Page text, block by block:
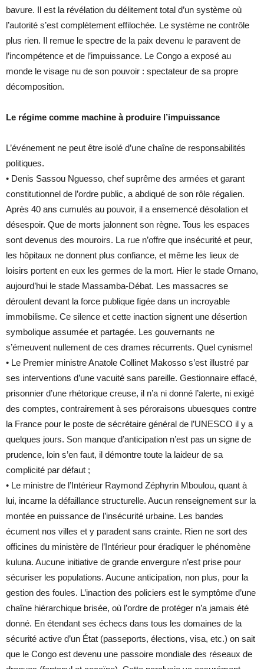
bavure. Il est la révélation du délitement total d’un système où
l’autorité s’est complètement effilochée. Le système ne contrôle
plus rien. Il remue le spectre de la paix devenu le paravent de
l’incompétence et de l’impuissance. Le Congo a exposé au
monde le visage nu de son pouvoir : spectateur de sa propre
décomposition.
Le régime comme machine à produire l’impuissance
L’événement ne peut être isolé d’une chaîne de responsabilités
politiques.
• Denis Sassou Nguesso, chef suprême des armées et garant
constitutionnel de l’ordre public, a abdiqué de son rôle régalien.
Après 40 ans cumulés au pouvoir, il a ensemencé désolation et
désespoir. Que de morts jalonnent son règne. Tous les espaces
sont devenus des mouroirs. La rue n’offre que insécurité et peur,
les hôpitaux ne donnent plus confiance, et même les lieux de
loisirs portent en eux les germes de la mort. Hier le stade Ornano,
aujourd’hui le stade Massamba-Débat. Les massacres se
déroulent devant la force publique figée dans un incroyable
immobilisme. Ce silence et cette inaction signent une désertion
symbolique assumée et partagée. Les gouvernants ne
s’émeuvent nullement de ces drames récurrents. Quel cynisme!
• Le Premier ministre Anatole Collinet Makosso s’est illustré par
ses interventions d’une vacuité sans pareille. Gestionnaire effacé,
prisonnier d’une rhétorique creuse, il n’a ni donné l’alerte, ni exigé
des comptes, contrairement à ses péroraisons ubuesques contre
la France pour le poste de sécrétaire général de l’UNESCO il y a
quelques jours. Son manque d’anticipation n’est pas un signe de
prudence, loin s’en faut, il démontre toute la laideur de sa
complicité par défaut ;
• Le ministre de l’Intérieur Raymond Zéphyrin Mboulou, quant à
lui, incarne la défaillance structurelle. Aucun renseignement sur la
montée en puissance de l’insécurité urbaine. Les bandes
écument nos villes et y paradent sans crainte. Rien ne sort des
officines du ministère de l’Intérieur pour éradiquer le phénomène
kuluna. Aucune initiative de grande envergure n’est prise pour
sécuriser les populations. Aucune anticipation, non plus, pour la
gestion des foules. L’inaction des policiers est le symptôme d’une
chaîne hiérarchique brisée, où l’ordre de protéger n’a jamais été
donné. En étendant ses échecs dans tous les domaines de la
sécurité active d’un État (passeports, élections, visa, etc.) on sait
que le Congo est devenu une passoire mondiale des réseaux de